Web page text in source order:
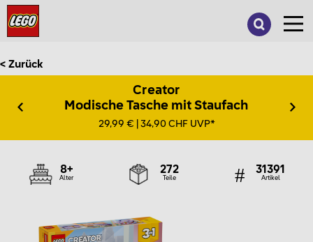
< Zurück
Creator
Modische Tasche mit Staufach
29,99 € | 34,90 CHF UVP*
8+
Alter
272
Teile
31391
Artikel